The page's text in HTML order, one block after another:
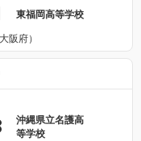
東福岡高等学校
阪府）
沖縄県立名護高
等学校